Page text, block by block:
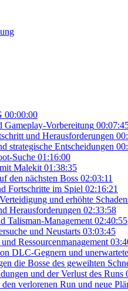
00:00:00
Gameplay-Vorbereitung
und Herausforderungen
strategische Entscheidungen
Suche 01:16:00
Malekit 01:38:35
den nächsten Boss 02:03:11
Fortschritte im Spiel 02:16:21
und erhöhte
Herausforderungen 02:33:58
Talisman-Management 02:40:55
und Neustarts 03:03:45
Ressourcenmanagement
DLC-Gegnern und
die Bosse des geweihten
und der Verlust des Runs
verlorenen Run und neue